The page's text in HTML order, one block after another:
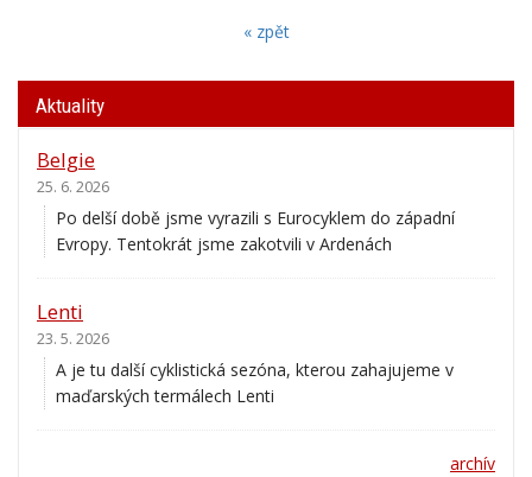
« zpět
Aktuality
Belgie
25. 6. 2026
Po delší době jsme vyrazili s Eurocyklem do západní
Evropy. Tentokrát jsme zakotvili v Ardenách
Lenti
23. 5. 2026
A je tu další cyklistická sezóna, kterou zahajujeme v
maďarských termálech Lenti
archív